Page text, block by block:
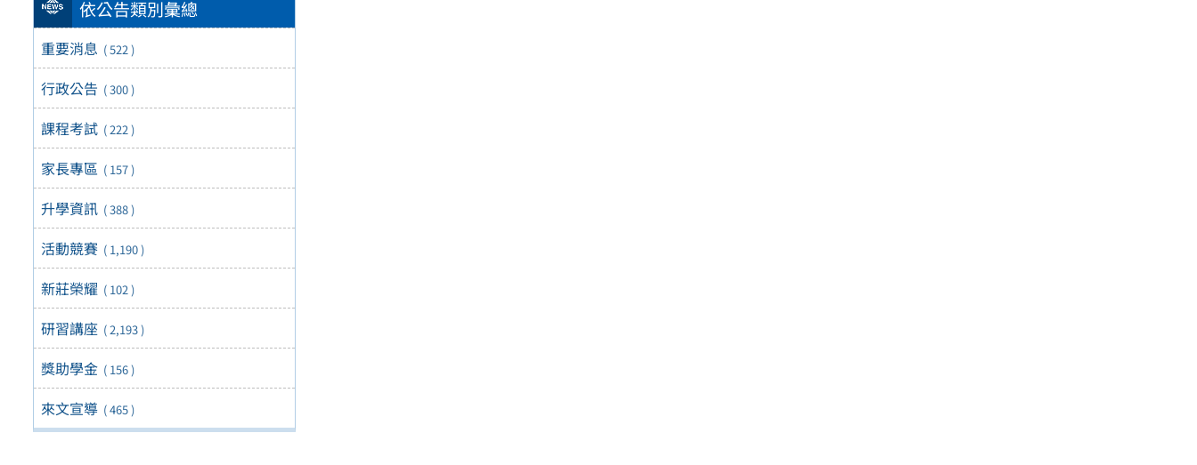
依公告類別彙總
重要消息 ( 522 )
行政公告 ( 300 )
課程考試 ( 222 )
家長專區 ( 157 )
升學資訊 ( 388 )
活動競賽 ( 1,190 )
新莊榮耀 ( 102 )
研習講座 ( 2,193 )
獎助學金 ( 156 )
來文宣導 ( 465 )